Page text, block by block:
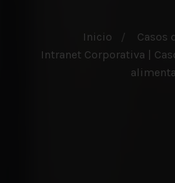
Inicio
Casos
Intranet Corporativa |